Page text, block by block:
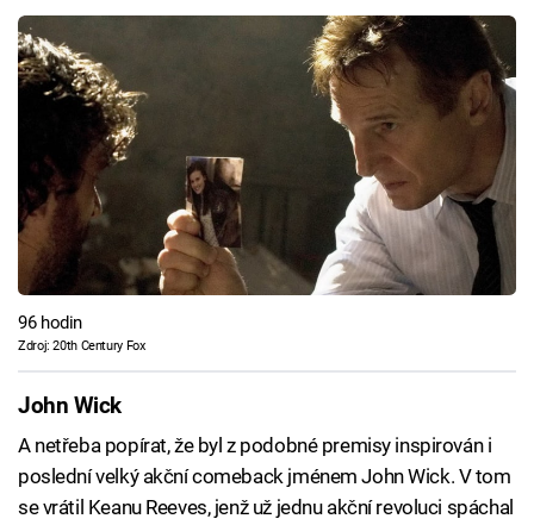
96 hodin
Zdroj: 20th Century Fox
John Wick
A netřeba popírat, že byl z podobné premisy inspirován i
poslední velký akční comeback jménem John Wick. V tom
se vrátil Keanu Reeves, jenž už jednu akční revoluci spáchal